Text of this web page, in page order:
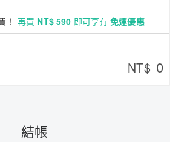
！ 再買 NT$ 590 即可享有免運優惠
NT$ 0
結帳